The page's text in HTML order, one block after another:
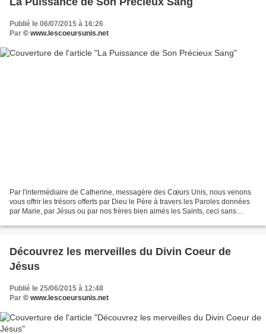
Publié le 06/07/2015 à 16:26
Par © www.lescoeursunis.net
Par l'intermédiaire de Catherine, messagère des Cœurs Unis, nous venons
vous offrir les trésors offerts par Dieu le Père à travers les Paroles données
par Marie, par Jésus ou par nos frères bien aimés les Saints, ceci sans
Découvrez les merveilles du Divin Coeur de
Jésus
Publié le 25/06/2015 à 12:48
Par © www.lescoeursunis.net